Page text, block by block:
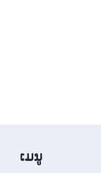
​ເມ​ນູ